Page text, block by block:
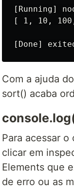
[Running]
[ 1, 10,
Com a ajuda
sort() acaba
Para acessar
clicar em
Elements que
de erro ou as